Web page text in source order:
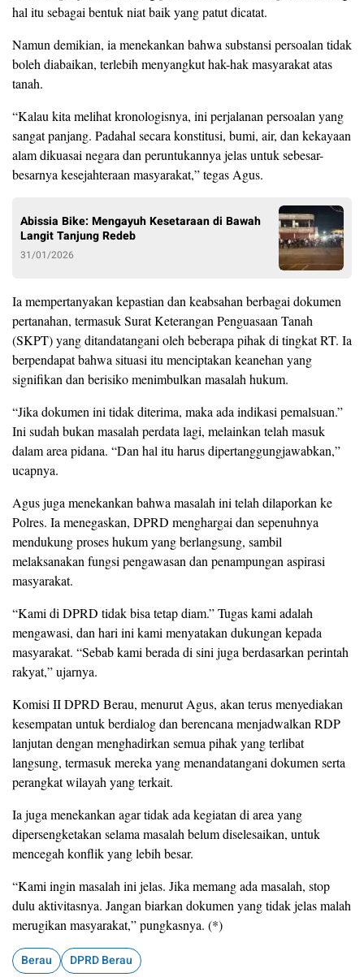
hal itu sebagai bentuk niat baik yang patut dicatat.
Namun demikian, ia menekankan bahwa substansi persoalan tidak
boleh diabaikan, terlebih menyangkut hak-hak masyarakat atas
tanah.
“Kalau kita melihat kronologisnya, ini perjalanan persoalan yang
sangat panjang. Padahal secara konstitusi, bumi, air, dan kekayaan
alam dikuasai negara dan peruntukannya jelas untuk sebesar-
besarnya kesejahteraan masyarakat,” tegas Agus.
Abissia Bike: Mengayuh Kesetaraan di Bawah
Langit Tanjung Redeb
31/01/2026
Ia mempertanyakan kepastian dan keabsahan berbagai dokumen
pertanahan, termasuk Surat Keterangan Penguasaan Tanah
(SKPT) yang ditandatangani oleh beberapa pihak di tingkat RT. Ia
berpendapat bahwa situasi itu menciptakan keanehan yang
signifikan dan berisiko menimbulkan masalah hukum.
“Jika dokumen ini tidak diterima, maka ada indikasi pemalsuan.”
Ini sudah bukan masalah perdata lagi, melainkan telah masuk
dalam area pidana. “Dan hal itu harus dipertanggungjawabkan,”
ucapnya.
Agus juga menekankan bahwa masalah ini telah dilaporkan ke
Polres. Ia menegaskan, DPRD menghargai dan sepenuhnya
mendukung proses hukum yang berlangsung, sambil
melaksanakan fungsi pengawasan dan penampungan aspirasi
masyarakat.
“Kami di DPRD tidak bisa tetap diam.” Tugas kami adalah
mengawasi, dan hari ini kami menyatakan dukungan kepada
masyarakat. “Sebab kami berada di sini juga berdasarkan perintah
rakyat,” ujarnya.
Komisi II DPRD Berau, menurut Agus, akan terus menyediakan
kesempatan untuk berdialog dan berencana menjadwalkan RDP
lanjutan dengan menghadirkan semua pihak yang terlibat
langsung, termasuk mereka yang menandatangani dokumen serta
perangkat wilayah yang terkait.
Ia juga menekankan agar tidak ada kegiatan di area yang
dipersengketakan selama masalah belum diselesaikan, untuk
mencegah konflik yang lebih besar.
“Kami ingin masalah ini jelas. Jika memang ada masalah, stop
dulu aktivitasnya. Jangan biarkan dokumen yang tidak jelas malah
merugikan masyarakat,” pungkasnya. (*)
Berau DPRD Berau